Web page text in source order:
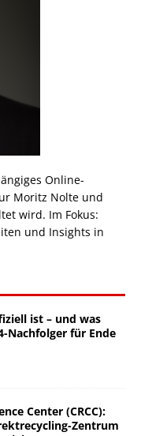
Online-
Moritz Nolte und
wird. Im Fokus:
und Insights in
ist – und was
Nachfolger für Ende
Center (CRCC):
Zentrum